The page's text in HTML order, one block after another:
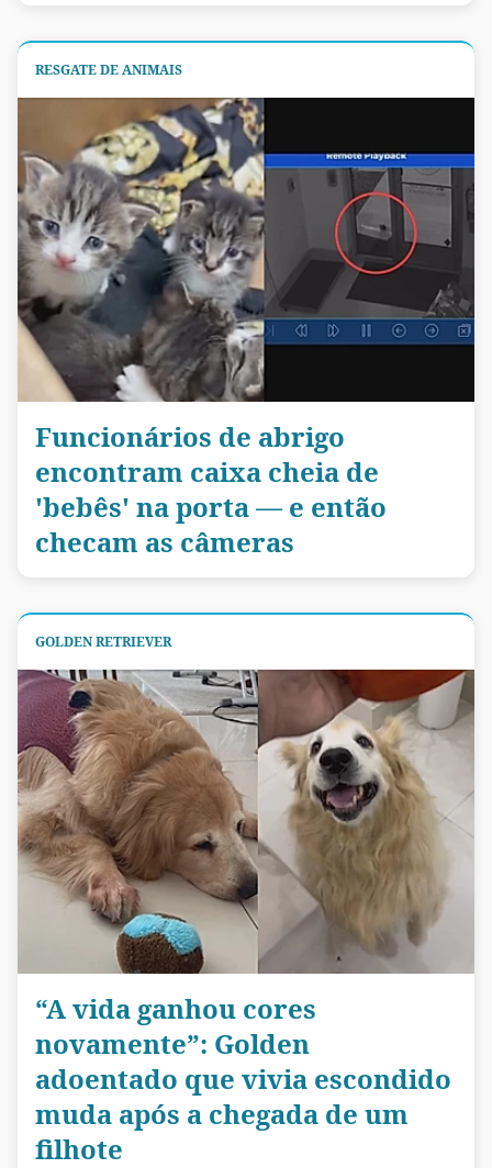
RESGATE DE ANIMAIS
Funcionários de abrigo
encontram caixa cheia de
'bebês' na porta — e então
checam as câmeras
GOLDEN RETRIEVER
“A vida ganhou cores
novamente”: Golden
adoentado que vivia escondido
muda após a chegada de um
filhote